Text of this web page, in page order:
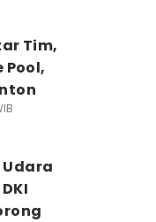
Tim,
Pool,
Udara